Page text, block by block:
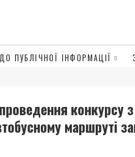
ПУБЛІЧНОЇ ІНФОРМАЦІЇ
конкурсу з
маршруті